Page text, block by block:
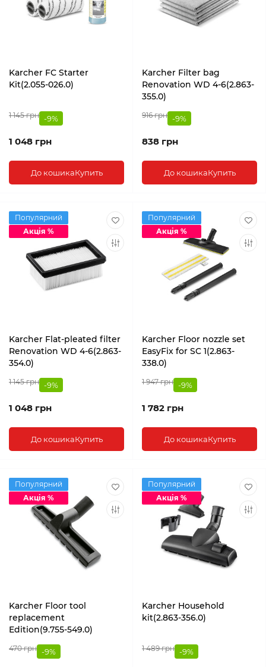
Karcher FC Starter
Kit(2.055-026.0)
1 145 грн -9%
1 048 грн
До кошикаКупить
Karcher Filter bag
Renovation WD 4-6(2.863-
355.0)
916 грн -9%
838 грн
До кошикаКупить
Популярний
Акція %
Karcher Flat-pleated filter
Renovation WD 4-6(2.863-
354.0)
1 145 грн -9%
1 048 грн
До кошикаКупить
Популярний
Акція %
Karcher Floor nozzle set
EasyFix for SC 1(2.863-
338.0)
1 947 грн -9%
1 782 грн
До кошикаКупить
Популярний
Акція %
Karcher Floor tool
replacement
Edition(9.755-549.0)
470 грн -9%
Популярний
Акція %
Karcher Household
kit(2.863-356.0)
1 489 грн -9%